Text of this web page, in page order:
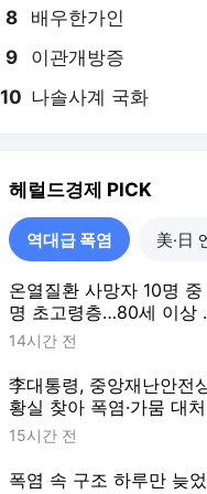
8 배우한가인
9 이관개방증
10 나솔사계 국화
헤럴드경제 PICK
역대급 폭염
온열질환 사망자 10명 중
명 초고령층…80세 이상
중 보호 추진
14시간 전
李대통령, 중앙재난안전
황실 찾아 폭염·가뭄 대처
점검
15시간 전
폭염 속 구조 하루만 늦었